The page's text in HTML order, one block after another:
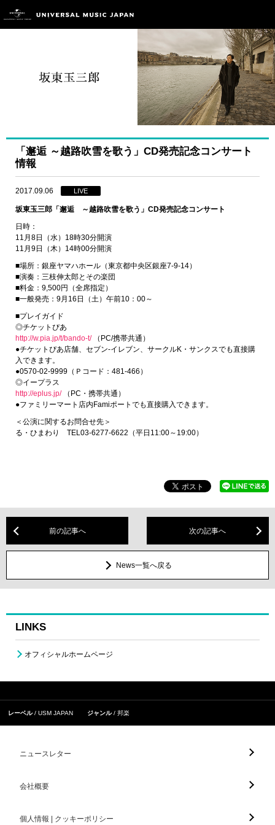
「邂逅 ～越路吹雪を歌う」CD発売記念コンサート
情報
2017.09.06 LIVE
坂東玉三郎「邂逅 ～越路吹雪を歌う」CD発売記念コンサート
日時：
11月8日（水）18時30分開演
11月9日（木）14時00分開演
■場所：銀座ヤマハホール（東京都中央区銀座7-9-14）
■演奏：三枝伸太郎とその楽団
■料金：9,500円（全席指定）
■一般発売：9月16日（土）午前10：00～
■プレイガイド
◎チケットぴあ
http://w.pia.jp/t/bando-t/（PC/携帯共通）
●チケットぴあ店舗、セブン-イレブン、サークルK・サンクスでも直接購
入できます。
●0570-02-9999（Ｐコード：481-466）
◎イープラス
http://eplus.jp/（PC・携帯共通）
●ファミリーマート店内Famiポートでも直接購入できます。
＜公演に関するお問合せ先＞
る・ひまわり TEL03-6277-6622（平日11:00～19:00）
前の記事へ 次の記事へ
News一覧へ戻る
LINKS
オフィシャルホームページ
レーベル USM JAPAN ジャンル 邦楽
ニュースレター
会社概要
個人情報 | クッキーポリシー